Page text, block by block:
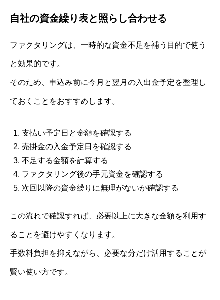
自社の資金繰り表と照らし合わせる
ファクタリングは、一時的な資金不足を補う目的で使う
と効果的です。
そのため、申込み前に今月と翌月の入出金予定を整理し
ておくことをおすすめします。
支払い予定日と金額を確認する
売掛金の入金予定日を確認する
不足する金額を計算する
ファクタリング後の手元資金を確認する
次回以降の資金繰りに無理がないか確認する
この流れで確認すれば、必要以上に大きな金額を利用す
ることを避けやすくなります。
手数料負担を抑えながら、必要な分だけ活用することが
賢い使い方です。